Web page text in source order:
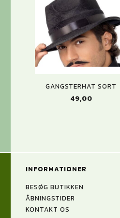
GANGSTERHAT SORT
49,00
INFORMATIONER
BESØG BUTIKKEN
ÅBNINGSTIDER
KONTAKT OS